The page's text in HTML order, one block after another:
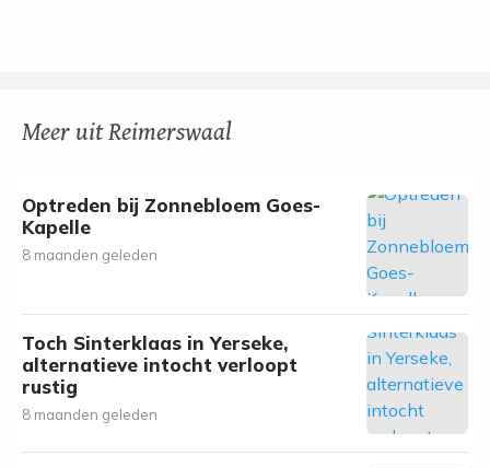
Meer uit Reimerswaal
Optreden bij Zonnebloem Goes-
Kapelle
8 maanden geleden
Toch Sinterklaas in Yerseke,
alternatieve intocht verloopt
rustig
8 maanden geleden